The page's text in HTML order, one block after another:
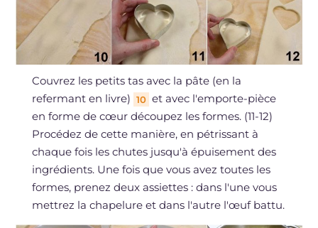
Couvrez les petits tas avec la pâte (en la
refermant en livre) 10 et avec l'emporte-pièce
en forme de cœur découpez les formes. (11-12)
Procédez de cette manière, en pétrissant à
chaque fois les chutes jusqu'à épuisement des
ingrédients. Une fois que vous avez toutes les
formes, prenez deux assiettes : dans l'une vous
mettrez la chapelure et dans l'autre l'œuf battu.